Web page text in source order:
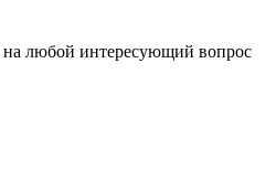
любой интересующий вопрос